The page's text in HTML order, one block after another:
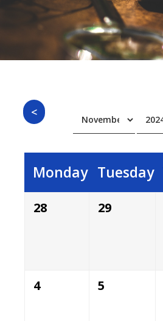
Monday Tuesday
28 29
4 5